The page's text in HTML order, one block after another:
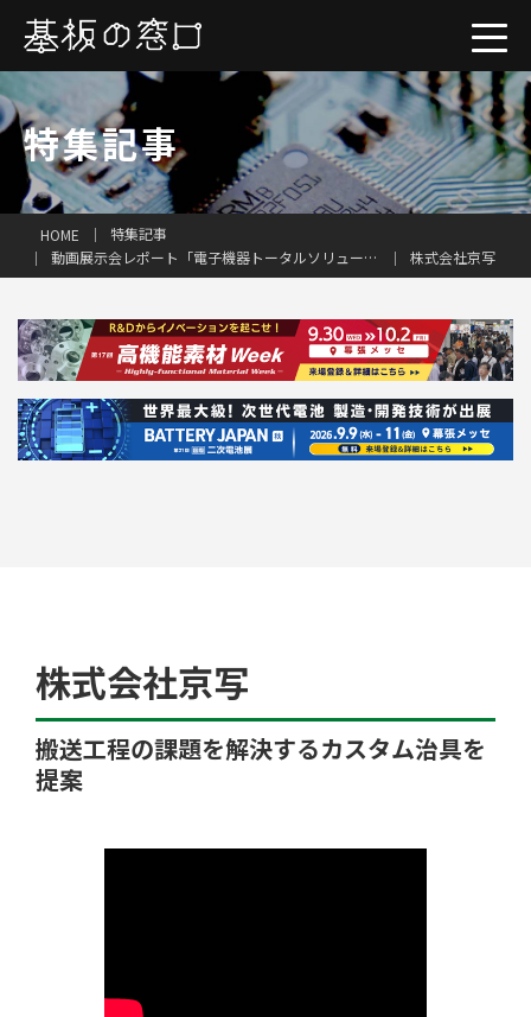
クチコミ
特集記事
HOME
特集記事
動画展示会レポート「電子機器トータルソリューション展2025」（前編）
株式会社京写
株式会社京写
搬送工程の課題を解決するカスタム治具を
提案